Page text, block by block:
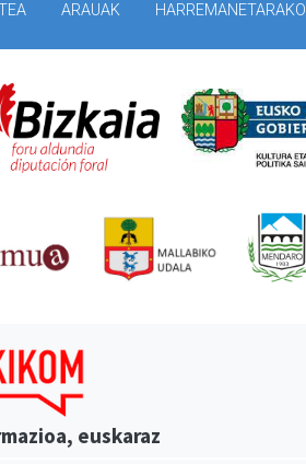
ARAUAK HARREMANETARAKO
euskaraz